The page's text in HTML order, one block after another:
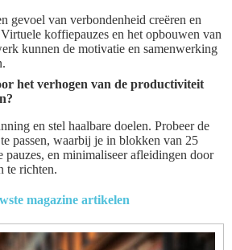
gevoel van verbondenheid creëren en
koffiepauzes en het opbouwen van
kunnen de motivatie en samenwerking
het verhogen van de productiviteit
en stel haalbare doelen. Probeer de
passen, waarbij je in blokken van 25
en minimaliseer afleidingen door
te richten.
magazine artikelen